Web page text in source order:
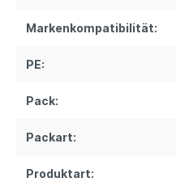
Markenkompatibilität:
PE:
Pack:
Packart:
Produktart: